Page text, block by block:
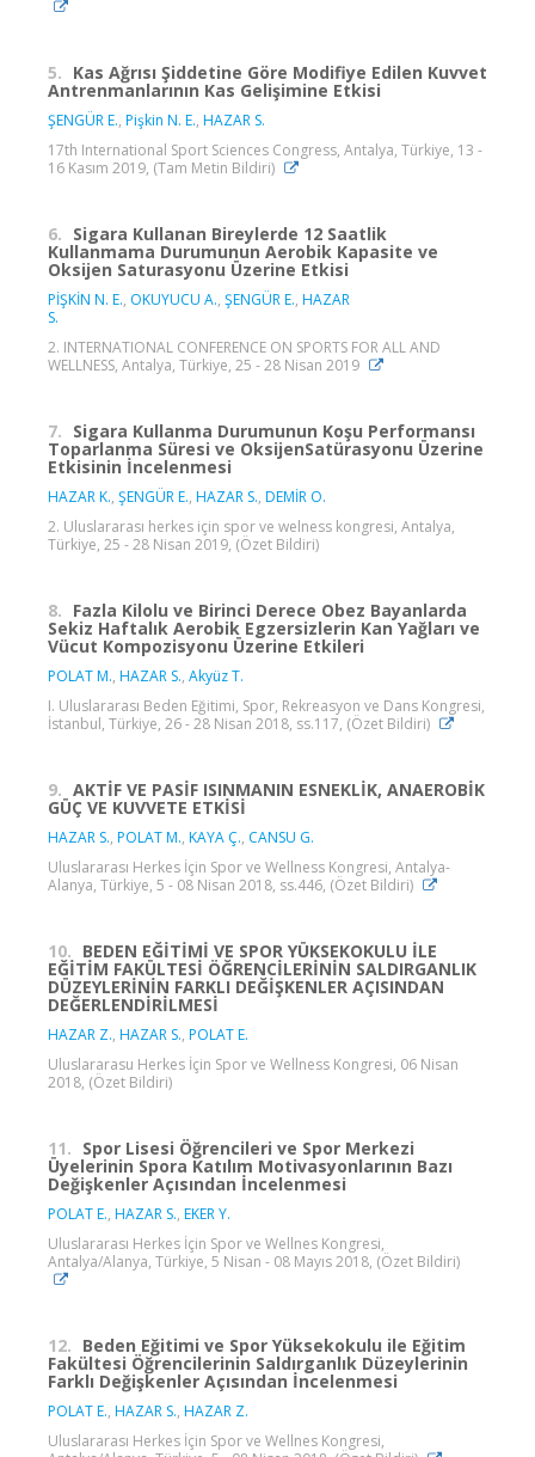
5. Kas Ağrısı Şiddetine Göre Modifiye Edilen Kuvvet
Antrenmanlarının Kas Gelişimine Etkisi
ŞENGÜR E., Pişkin N. E., HAZAR S.
17th International Sport Sciences Congress, Antalya, Türkiye, 13 -
16 Kasım 2019, (Tam Metin Bildiri)
6. Sigara Kullanan Bireylerde 12 Saatlik
Kullanmama Durumunun Aerobik Kapasite ve
Oksijen Saturasyonu Üzerine Etkisi
PİŞKİN N. E., OKUYUCU A., ŞENGÜR E., HAZAR
S.
2. INTERNATIONAL CONFERENCE ON SPORTS FOR ALL AND
WELLNESS, Antalya, Türkiye, 25 - 28 Nisan 2019
7. Sigara Kullanma Durumunun Koşu Performansı
Toparlanma Süresi ve OksijenSatürasyonu Üzerine
Etkisinin İncelenmesi
HAZAR K., ŞENGÜR E., HAZAR S., DEMİR O.
2. Uluslararası herkes için spor ve welness kongresi, Antalya,
Türkiye, 25 - 28 Nisan 2019, (Özet Bildiri)
8. Fazla Kilolu ve Birinci Derece Obez Bayanlarda
Sekiz Haftalık Aerobik Egzersizlerin Kan Yağları ve
Vücut Kompozisyonu Üzerine Etkileri
POLAT M., HAZAR S., Akyüz T.
I. Uluslararası Beden Eğitimi, Spor, Rekreasyon ve Dans Kongresi,
İstanbul, Türkiye, 26 - 28 Nisan 2018, ss.117, (Özet Bildiri)
9. AKTİF VE PASİF ISINMANIN ESNEKLİK, ANAEROBİK
GÜÇ VE KUVVETE ETKİSİ
HAZAR S., POLAT M., KAYA Ç., CANSU G.
Uluslararası Herkes İçin Spor ve Wellness Kongresi, Antalya-
Alanya, Türkiye, 5 - 08 Nisan 2018, ss.446, (Özet Bildiri)
10. BEDEN EĞİTİMİ VE SPOR YÜKSEKOKULU İLE
EĞİTİM FAKÜLTESİ ÖĞRENCİLERİNİN SALDIRGANLIK
DÜZEYLERİNİN FARKLI DEĞİŞKENLER AÇISINDAN
DEĞERLENDİRİLMESİ
HAZAR Z., HAZAR S., POLAT E.
Uluslararasu Herkes İçin Spor ve Wellness Kongresi, 06 Nisan
2018, (Özet Bildiri)
11. Spor Lisesi Öğrencileri ve Spor Merkezi
Üyelerinin Spora Katılım Motivasyonlarının Bazı
Değişkenler Açısından İncelenmesi
POLAT E., HAZAR S., EKER Y.
Uluslararası Herkes İçin Spor ve Wellnes Kongresi,
Antalya/Alanya, Türkiye, 5 Nisan - 08 Mayıs 2018, (Özet Bildiri)
12. Beden Eğitimi ve Spor Yüksekokulu ile Eğitim
Fakültesi Öğrencilerinin Saldırganlık Düzeylerinin
Farklı Değişkenler Açısından İncelenmesi
POLAT E., HAZAR S., HAZAR Z.
Uluslararası Herkes İçin Spor ve Wellnes Kongresi,